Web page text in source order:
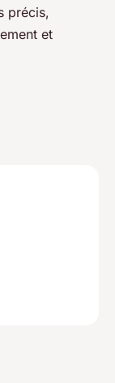
précis,
et